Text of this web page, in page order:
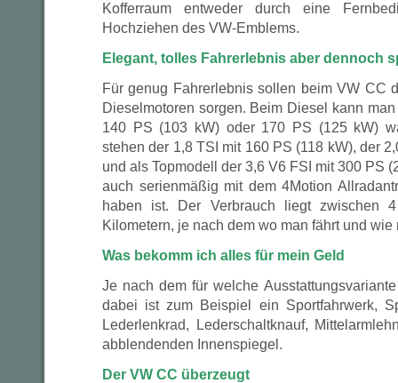
Kofferraum entweder durch eine
Hochziehen des VW-Emblems.
Elegant, tolles Fahrerlebnis aber dennoch
Für genug Fahrerlebnis sollen beim VW CC
Dieselmotoren sorgen. Beim Diesel kann
140 PS (103 kW) oder 170 PS (125 kW)
stehen der 1,8 TSI mit 160 PS (118 kW), der
und als Topmodell der 3,6 V6 FSI mit 300 PS
auch serienmäßig mit dem 4Motion
haben ist. Der Verbrauch liegt zwischen
Kilometern, je nach dem wo man fährt und wie
Was bekomm ich alles für mein Geld
Je nach dem für welche
dabei ist zum Beispiel ein Sportfahrwerk,
Lederlenkrad, Lederschaltknauf,
abblendenden Innenspiegel.
Der VW CC überzeugt